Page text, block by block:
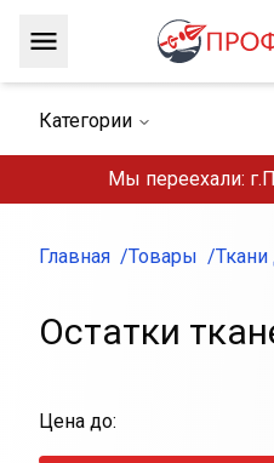
Навигация
Категории
Мы переехали:
Главная Товары
Остатки
Цена до: